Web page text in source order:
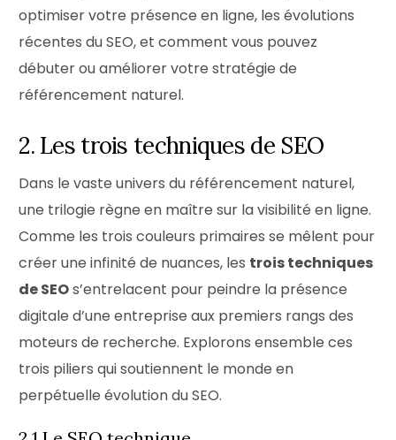
optimiser votre présence en ligne, les évolutions
récentes du SEO, et comment vous pouvez
débuter ou améliorer votre stratégie de
référencement naturel.
2. Les trois techniques de SEO
Dans le vaste univers du référencement naturel,
une trilogie règne en maître sur la visibilité en ligne.
Comme les trois couleurs primaires se mêlent pour
créer une infinité de nuances, les trois techniques
de SEOs’entrelacent pour peindre la présence
digitale d’une entreprise aux premiers rangs des
moteurs de recherche. Explorons ensemble ces
trois piliers qui soutiennent le monde en
perpétuelle évolution du SEO.